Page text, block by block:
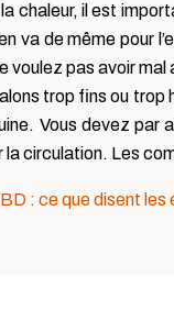
chaleur, il est
va de même pour
pas avoir
trop fins ou
Vous devez
circulation. Les
: ce que disent les